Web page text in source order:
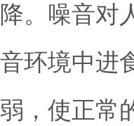
降。噪音对
音环境中进
弱，使正常